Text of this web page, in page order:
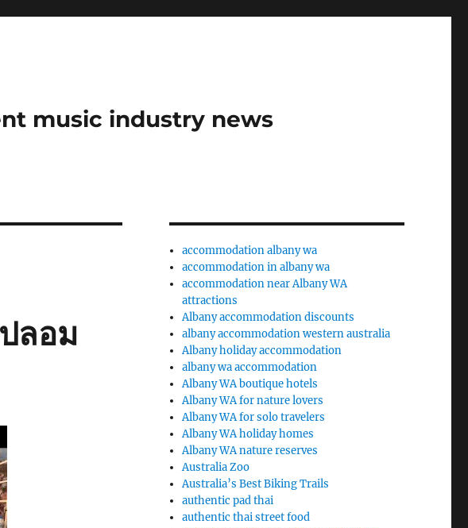
music industry news
ลอม
accommodation albany wa
accommodation in albany wa
accommodation near Albany WA
attractions
Albany accommodation discounts
albany accommodation western australia
Albany holiday accommodation
albany wa accommodation
Albany WA boutique hotels
Albany WA for nature lovers
Albany WA for solo travelers
Albany WA holiday homes
Albany WA nature reserves
Australia Zoo
Australia’s Best Biking Trails
authentic pad thai
authentic thai street food